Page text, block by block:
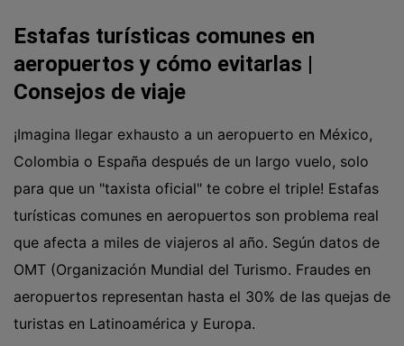
Estafas turísticas comunes en
aeropuertos y cómo evitarlas |
Consejos de viaje
¡Imagina llegar exhausto a un aeropuerto en México,
Colombia o España después de un largo vuelo, solo
para que un "taxista oficial" te cobre el triple! Estafas
turísticas comunes en aeropuertos son problema real
que afecta a miles de viajeros al año. Según datos de
OMT (Organización Mundial del Turismo. Fraudes en
aeropuertos representan hasta el 30% de las quejas de
turistas en Latinoamérica y Europa.